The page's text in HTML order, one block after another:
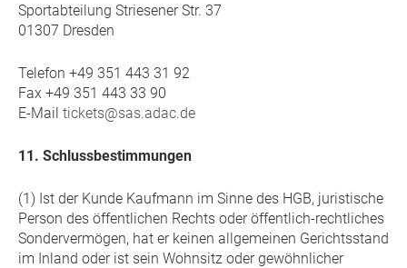
Sportabteilung Striesener Str. 37
01307 Dresden
Telefon +49 351 443 31 92
Fax +49 351 443 33 90
E-Mail tickets@sas.adac.de
11. Schlussbestimmungen
(1) Ist der Kunde Kaufmann im Sinne des HGB, juristische
Person des öffentlichen Rechts oder öffentlich-rechtliches
Sondervermögen, hat er keinen allgemeinen Gerichtsstand
im Inland oder ist sein Wohnsitz oder gewöhnlicher